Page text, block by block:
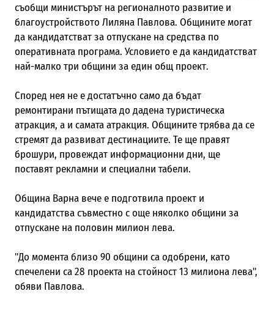
съобщи министърът на регионалното развитие и
благоустройството Лиляна Павлова. Общините могат
да кандидатстват за отпускане на средства по
оперативната програма. Условието е да кандидатстват
най-малко три общини за един общ проект.
Според нея не е достатъчно само да бъдат
ремонтирани пътищата до дадена туристическа
атракция, а и самата атракция. Общините трябва да се
стремят да развиват дестинациите. Те ще правят
брошури, провеждат информационни дни, ще
поставят рекламни и специални табели.
Община Варна вече е подготвила проект и
кандидатства съвместно с още няколко общини за
отпускане на половин милион лева.
"До момента близо 90 общини са одобрени, като
спечелени са 28 проекта на стойност 13 милиона лева",
обяви Павлова.